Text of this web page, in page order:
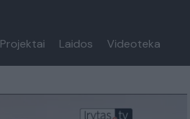
Projektai Laidos Videoteka